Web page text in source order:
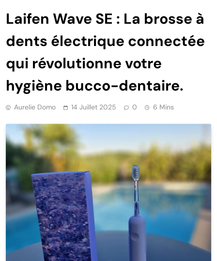
Laifen Wave SE : La brosse à
dents électrique connectée
qui révolutionne votre
hygiène bucco-dentaire.
Aurelie Domo 14 Juillet 2025 0 6 Mins